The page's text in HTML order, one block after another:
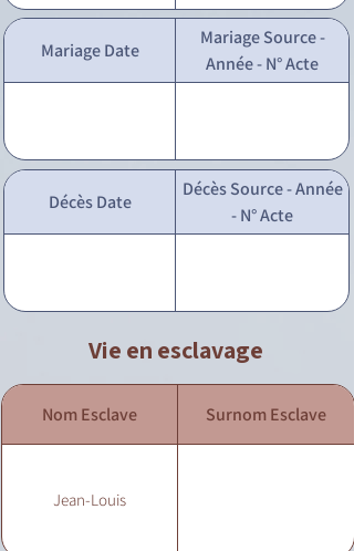
Mariage Date
Mariage Source -
Année - N° Acte
Décès Date
Décès Source - Année
- N° Acte
Vie en esclavage
Nom Esclave Surnom Esclave
Jean-Louis